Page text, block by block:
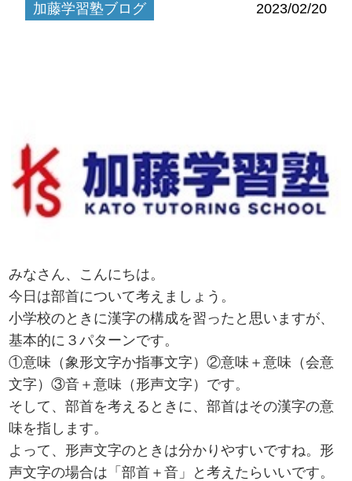
加藤学習塾ブログ 2023/02/20
みなさん、こんにちは。
今日は部首について考えましょう。
小学校のときに漢字の構成を習ったと思いますが、
基本的に３パターンです。
①意味（象形文字か指事文字）②意味＋意味（会意
文字）③音＋意味（形声文字）です。
そして、部首を考えるときに、部首はその漢字の意
味を指します。
よって、形声文字のときは分かりやすいですね。形
声文字の場合は「部首＋音」と考えたらいいです。